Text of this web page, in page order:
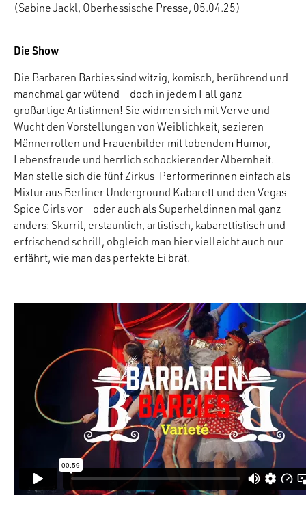
(Sabine Jackl, Oberhessische Presse, 05.04.25)
Die Show
Die Barbaren Barbies sind witzig, komisch, berührend und
manchmal gar wütend – doch in jedem Fall ganz
großartige Artistinnen! Sie widmen sich mit Verve und
Wucht den Vorstellungen von Weiblichkeit, sezieren
Männerrollen und Frauenbilder mit tobendem Humor,
Lebensfreude und herrlich schockierender Albernheit.
Man stelle sich die fünf Zirkus-Performerinnen einfach als
Mixtur aus Berliner Underground Kabarett und den Vegas
Spice Girls vor – oder auch als Superheldinnen mal ganz
anders: Skurril, erstaunlich, artistisch, kabarettistisch und
erfrischend schrill, obgleich man hier vielleicht auch nur
erfährt, wie man das perfekte Ei brät.